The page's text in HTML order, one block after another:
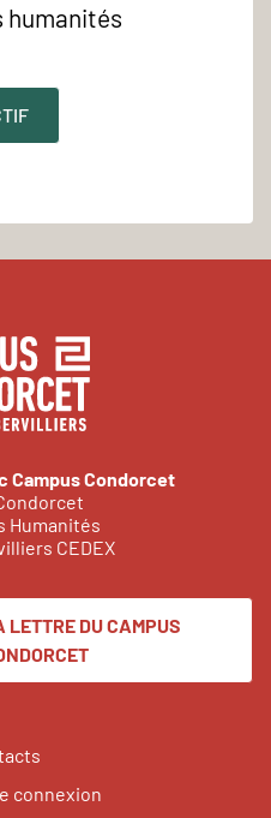
humanités
Campus Condorcet
Humanités
CEDEX
LETTRE DU CAMPUS
connexion